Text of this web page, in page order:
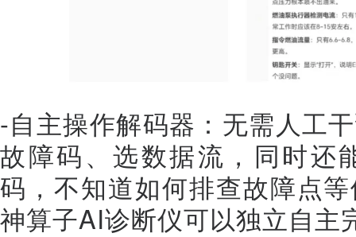
-自主操作解码器：无需人工
故障码、选数据流，同时还
码，不知道如何排查故障点
神算子AI诊断仪可以独立自主